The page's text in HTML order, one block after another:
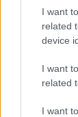
I want
related
device
I want
related
I want
Ehhez a
kilométert fut,
A technikai